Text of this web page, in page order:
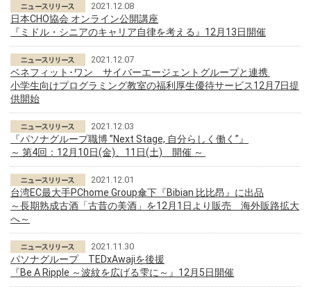
2021.12.08
日本CHO協会 オンライン公開講座
『ミドル・シニアのキャリア自律を考える』12月13日開催
2021.12.07
ベネフィット･ワン サイバーエージェントグループと連携
小学生向けプログラミング教室の福利厚生優待サービス12月7日提
供開始
2021.12.03
『パソナグループ職博 ”Next Stage, 自分らしく働く”』
～ 第4回：12月10日(金)、11日(土) 開催 ～
2021.12.01
台湾EC最大手PChome Group傘下『Bibian 比比昂』に出品
～長期熟成古酒「古昔の美酒」を12月1日より販売 海外販路拡大
へ～
2021.11.30
パソナグループ TEDxAwajiを後援
『Be A Ripple ～波紋を広げる雫に～』12月5日開催